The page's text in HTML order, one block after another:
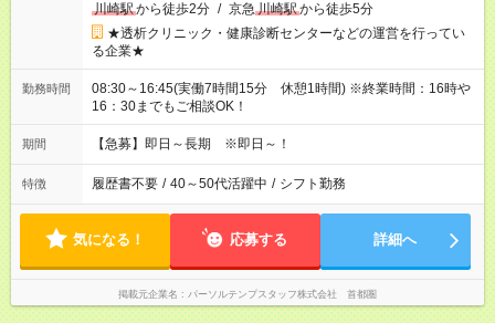
川崎駅から徒歩2分 / 京急 川崎駅から徒歩5分
★透析クリニック・健康診断センターなどの運営を行ってい
る企業★
勤務時間
08:30～16:45(実働7時間15分 休憩1時間) ※終業時間：16時や
16：30までもご相談OK！
期間 【急募】即日～長期 ※即日～！
特徴 履歴書不要 / 40～50代活躍中 / シフト勤務
気になる！ 応募する 詳細へ
掲載元企業名 パーソルテンプスタッフ株式会社 首都圏